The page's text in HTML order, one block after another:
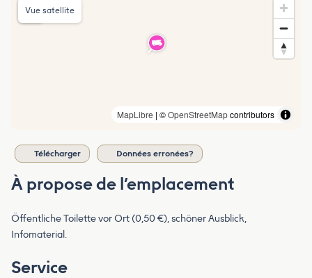
MapLibre | ©OpenStreetMapcontributors
Vue satellite
Télécharger Données erronées?
À propose de l’emplacement
Öffentliche Toilette vor Ort (0,50 €), schöner Ausblick,
Infomaterial.
Service